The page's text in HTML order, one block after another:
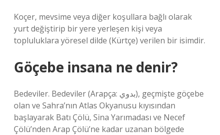
Koçer, mevsime veya diğer koşullara bağlı olarak
yurt değiştirip bir yere yerleşen kişi veya
topluluklara yöresel dilde (Kürtçe) verilen bir isimdir.
Göçebe insana ne denir?
Bedeviler. Bedeviler (Arapça: بدوي), geçmişte göçebe
olan ve Sahra’nın Atlas Okyanusu kıyısından
başlayarak Batı Çölü, Sina Yarımadası ve Necef
Çölü’nden Arap Çölü’ne kadar uzanan bölgede